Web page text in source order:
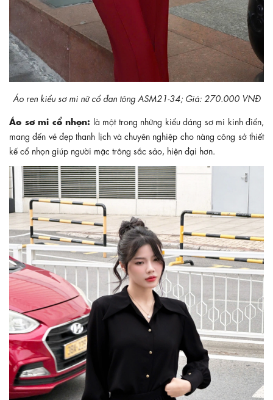
Áo ren kiểu sơ mi nữ cổ đan tông ASM21-34; Giá: 270.000 VNĐ
Áo sơ mi cổ nhọn: là một trong những kiểu dáng sơ mi kinh điển,
mang đến vẻ đẹp thanh lịch và chuyên nghiệp cho nàng công sở thiết
kế cổ nhọn giúp người mặc trông sắc sảo, hiện đại hơn.